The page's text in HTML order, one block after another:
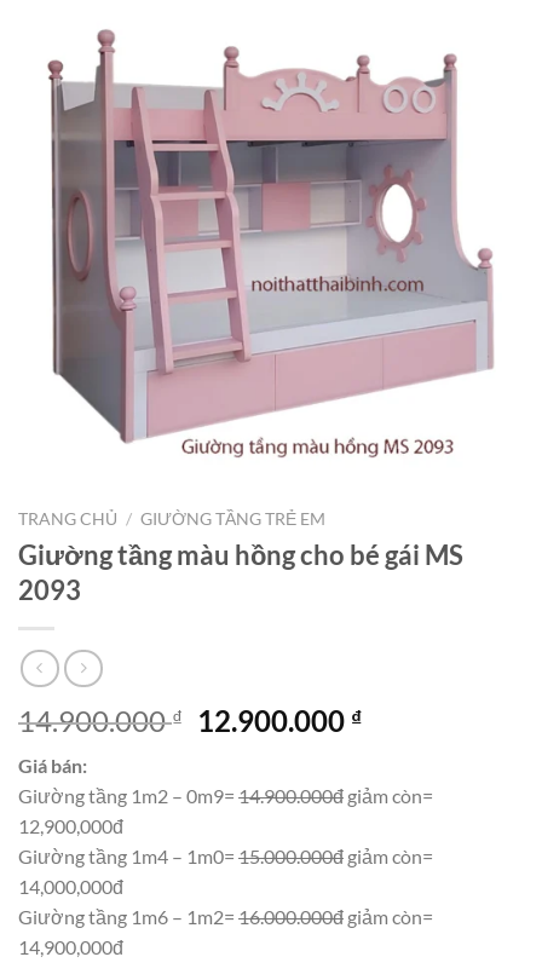
TRANG CHỦ / GIƯỜNG TẦNG TRẺ EM
Giường tầng màu hồng cho bé gái MS
2093
14.900.000₫
Giá
14.900.000 ₫.
12.900.000 ₫Giá
là:
Giá bán:
Giường tầng 1m2 – 0m9= 14.900.000đ giảm còn=
12,900,000đ
Giường tầng 1m4 – 1m0= 15.000.000đ giảm còn=
14,000,000đ
Giường tầng 1m6 – 1m2= 16.000.000đ giảm còn=
14,900,000đ